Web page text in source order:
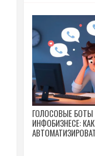
ГОЛОСОВЫЕ БОТЫ
ИНФОБИЗНЕСЕ: КАК